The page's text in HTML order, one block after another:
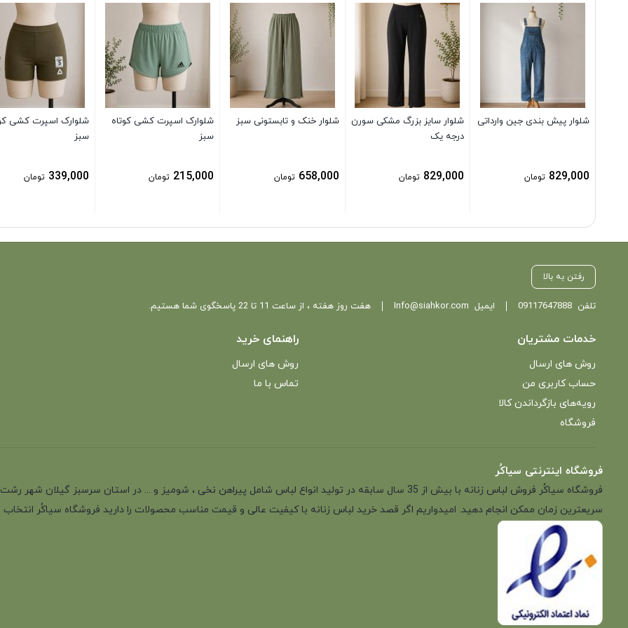
شلوار پیش بندی جین وارداتی
829,000 تومان
شلوار سایز بزرگ مشکی سورن
درجه یک
829,000 تومان
شلوار خنک و تابستونی سبز
658,000 تومان
شلوارک اسپرت کشی کوتاه
سبز
215,000 تومان
شلوارک اسپرت کشی
سبز
339,000 تومان
رفتن به بالا
تلفن09117647888 ایمیل Info@siahkor.com هفت روز هفته ، از ساعت 11 تا 22 پاسخگوی شما هستیم.
خدمات مشتریان
روش های ارسال
حساب کاربری من
رویه‌های بازگرداندن کالا
فروشگاه
راهنمای خرید
روش های ارسال
تماس با ما
فروشگاه اینترنتی سیاکُر
فروشگاه سیاکُر فروش لباس زنانه با بیش از 35 سال سابقه در تولید انواع لباس شامل پیراهن نخی ، شومیز و ... در استان
سریعترین زمان ممکن انجام دهید. امیدواریم اگر قصد خرید لباس زنانه با کیفیت عالی و قیمت مناسب محصولات را دارید فروشگاه سیاکُر انتخاب